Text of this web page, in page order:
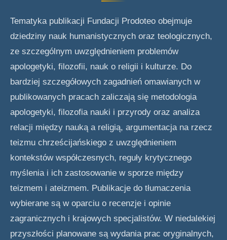
Tematyka publikacji Fundacji Prodoteo obejmuje
dziedziny nauk humanistycznych oraz teologicznych,
ze szczególnym uwzględnieniem problemów
apologetyki, filozofii, nauk o religii i kulturze. Do
bardziej szczegółowych zagadnień omawianych w
publikowanych pracach zaliczają się metodologia
apologetyki, filozofia nauki i przyrody oraz analiza
relacji między nauką a religią, argumentacja na rzecz
teizmu chrześcijańskiego z uwzględnieniem
kontekstów współczesnych, reguły krytycznego
myślenia i ich zastosowanie w sporze między
teizmem i ateizmem. Publikacje do tłumaczenia
wybierane są w oparciu o recenzje i opinie
zagranicznych i krajowych specjalistów. W niedalekiej
przyszłości planowane są wydania prac oryginalnych,